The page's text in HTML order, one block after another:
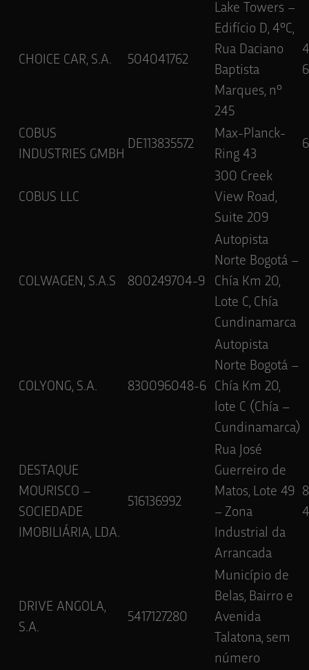
CHOICE CAR, S.A. 504041762
Lake Towers –
Edifício D, 4ºC,
Rua Daciano
Baptista
Marques, nº
245
COBUS
INDUSTRIES GMBH
DE113835572
Max-Planck-
Ring 43
COBUS LLC
300 Creek
View Road,
Suite 209
COLWAGEN, S.A.S 800249704-9
Autopista
Norte Bogotá –
Chía Km 20,
Lote C, Chía
Cundinamarca
COLYONG, S.A. 830096048-6
Autopista
Norte Bogotá –
Chía Km 20,
lote C (Chía –
Cundinamarca)
DESTAQUE
MOURISCO –
SOCIEDADE
IMOBILIÁRIA, LDA.
516136992
Rua José
Guerreiro de
Matos, Lote 49
– Zona
Industrial da
Arrancada
DRIVE ANGOLA,
S.A.
5417127280
Município de
Belas, Bairro e
Avenida
Talatona, sem
número